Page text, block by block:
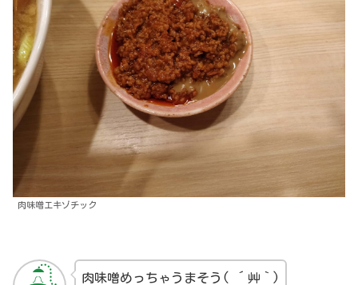
肉味噌エキゾチック
肉味噌めっちゃうまそう( ´艸｀)